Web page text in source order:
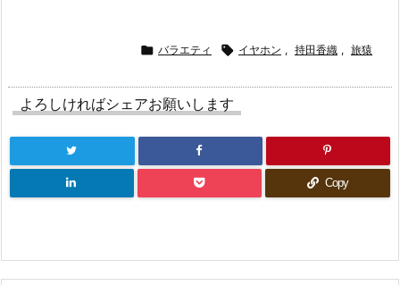
 バラエティ  イヤホン , 持田香織 , 旅猿
よろしければシェアお願いします
Copy